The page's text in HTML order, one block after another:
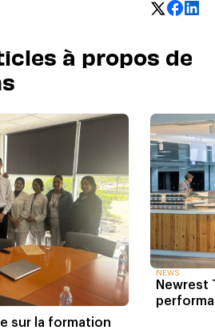
à propos de
sur la formation
NEWS
Newrest